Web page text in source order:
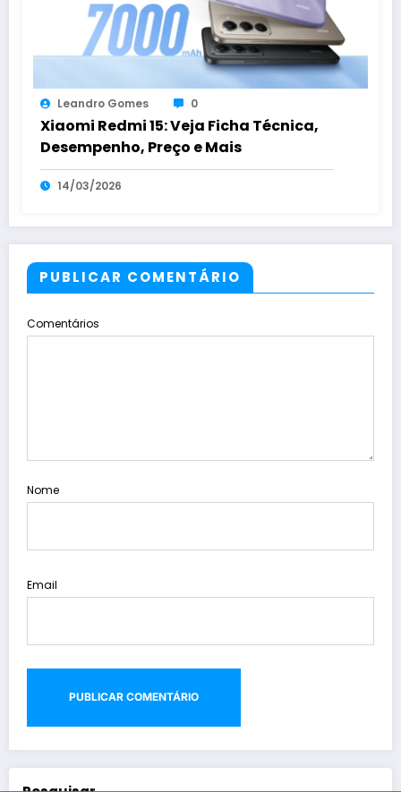
Leandro Gomes 0
Xiaomi Redmi 15: Veja Ficha Técnica,
Desempenho, Preço e Mais
14/03/2026
PUBLICAR COMENTÁRIO
Comentários
Nome
Email